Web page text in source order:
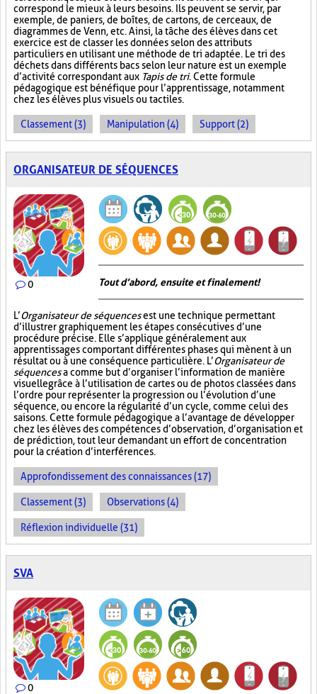
correspond le mieux à leurs besoins. Ils peuvent se servir, par
exemple, de paniers, de boîtes, de cartons, de cerceaux, de
diagrammes de Venn, etc. Ainsi, la tâche des élèves dans cet
exercice est de classer les données selon des attributs
particuliers en utilisant une méthode de tri adaptée. Le tri des
déchets dans différents bacs selon leur nature est un exemple
d’activité correspondant aux Tapis de tri. Cette formule
pédagogique est bénéfique pour l’apprentissage, notamment
chez les élèves plus visuels ou tactiles.
Classement (3) Manipulation (4) Support (2)
ORGANISATEUR DE SÉQUENCES
0 Tout d’abord, ensuite et finalement!
L’Organisateur de séquencesest une technique permettant
d’illustrer graphiquement les étapes consécutives d’une
procédure précise. Elle s’applique généralement aux
apprentissages comportant différentes phases qui mènent à un
résultat ou à une conséquence particulière. L’Organisateur de
séquencesa comme but d’organiser l’information de manière
visuellegrâce à l’utilisation de cartes ou de photos classées dans
l’ordre pour représenter la progression ou l’évolution d’une
séquence, ou encore la régularité d’un cycle, comme celui des
saisons. Cette formule pédagogique a l’avantage de développer
chez les élèves des compétences d’observation, d’organisation et
de prédiction, tout leur demandant un effort de concentration
pour la création d’interférences.
Approfondissement des connaissances (17)
Classement (3) Observations (4)
Réflexion individuelle (31)
SVA
0